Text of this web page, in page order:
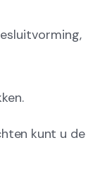
kunt u de